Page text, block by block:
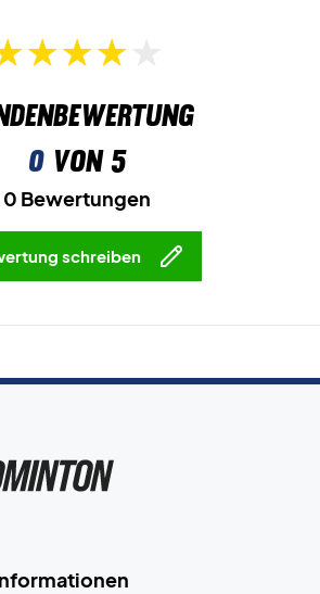
0von 5
0 Bewertungen
schreiben